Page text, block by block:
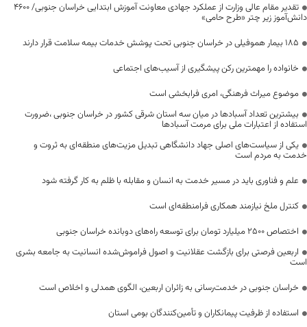
تقدیر مقام عالی وزارت از عملکرد جهادی معاونت آموزش ابتدایی خراسان جنوبی/ ۴۶۰۰
دانش‌آموز زیر چتر «طرح حامی»
۱۸۵ بیمار هموفیلی در خراسان جنوبی تحت پوشش خدمات بیمه سلامت قرار دارند
خانواده را مهمترین رکن پیشگیری از آسیب‌های اجتماعی
موضوع میراث فرهنگی، امری فرابخشی است
بیشترین تعداد آسبادها در میان سه استان شرقی کشور در خراسان جنوبی ،ضرورت
استفاده از اعتبارات ملی برای مرمت آسبادها
یکی از سیاست‌های اصلی جهاد دانشگاهی تبدیل مزیت‌های منطقه‌ای به ثروت و
خدمت به مردم است
علم و فناوری باید در مسیر خدمت به انسان و مقابله با ظلم به کار گرفته شود
کنترل ملخ نیازمند همکاری فرامنطقه‌ای است
اختصاص 2500 میلیارد تومان برای توسعه راه‌های دوبانده خراسان جنوبی
اربعین فرصتی برای بازگشت عقلانیت و اصول فراموش‌شده انسانیت به جامعه بشری
است
خراسان جنوبی در خدمت‌رسانی به زائران اربعین، الگوی همدلی و اخلاص است
استفاده از ظرفیت پیمانکاران و تأمین‌کنندگان بومی استان